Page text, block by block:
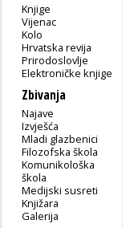
Knjige
Vijenac
Kolo
Hrvatska revija
Prirodoslovlje
Elektroničke knjige
Zbivanja
Najave
Izvješća
Mladi glazbenici
Filozofska škola
Komunikološka
škola
Medijski susreti
Knjižara
Galerija